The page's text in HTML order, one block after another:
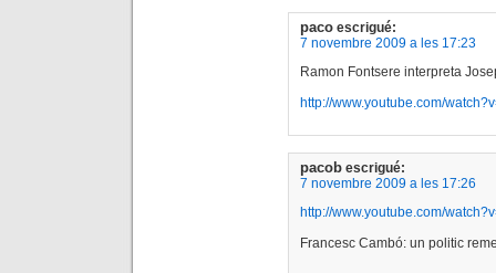
paco escrigué:
7 novembre 2009 a les 17:23
Ramon Fontsere interpreta
http://www.youtube.com/
pacob escrigué:
7 novembre 2009 a les 17:26
http://www.youtube.com/
Francesc Cambó: un politic